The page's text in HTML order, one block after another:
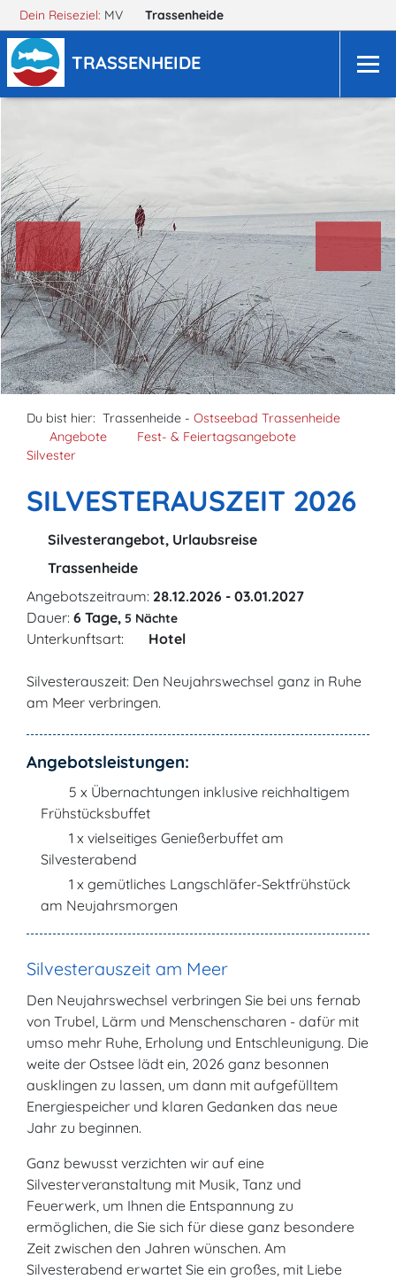
Dein Reiseziel: MV Trassenheide
TRASSENHEIDE
Du bist hier: Trassenheide - Ostseebad Trassenheide
Angebote
Fest- & Feiertagsangebote
Silvester
SILVESTERAUSZEIT 2026
Silvesterangebot, Urlaubsreise
Trassenheide
Angebotszeitraum: 28.12.2026 - 03.01.2027
Dauer: 6 Tage, 5 Nächte
Unterkunftsart: Hotel
Silvesterauszeit: Den Neujahrswechsel ganz in Ruhe
am Meer verbringen.
Angebotsleistungen:
5 x Übernachtungen inklusive reichhaltigem
Frühstücksbuffet
1 x vielseitiges Genießerbuffet am
Silvesterabend
1 x gemütliches Langschläfer-Sektfrühstück
am Neujahrsmorgen
Silvesterauszeit am Meer
Den Neujahrswechsel verbringen Sie bei uns fernab
von Trubel, Lärm und Menschenscharen - dafür mit
umso mehr Ruhe, Erholung und Entschleunigung. Die
weite der Ostsee lädt ein, 2026 ganz besonnen
ausklingen zu lassen, um dann mit aufgefülltem
Energiespeicher und klaren Gedanken das neue
Jahr zu beginnen.
Ganz bewusst verzichten wir auf eine
Silvesterveranstaltung mit Musik, Tanz und
Feuerwerk, um Ihnen die Entspannung zu
ermöglichen, die Sie sich für diese ganz besondere
Zeit zwischen den Jahren wünschen. Am
Silvesterabend erwartet Sie ein großes, mit Liebe